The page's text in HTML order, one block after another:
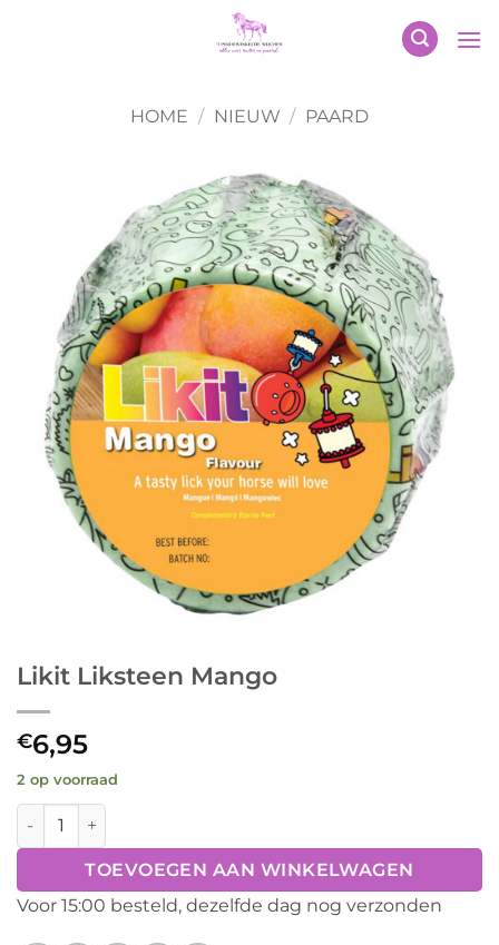
HOME / NIEUW / PAARD
Likit Liksteen Mango
€6,95
2 op voorraad
Likit Liksteen Mango aantal
TOEVOEGEN AAN WINKELWAGEN
Voor 15:00 besteld, dezelfde dag nog verzonden